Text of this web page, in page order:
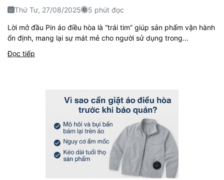
Thứ Tư, 27/08/2025 5 phút đọc
Lời mở đầu Pin áo điều hòa là “trái tim” giúp sản phẩm vận hành
ổn định, mang lại sự mát mẻ cho người sử dụng trong...
Đọc tiếp